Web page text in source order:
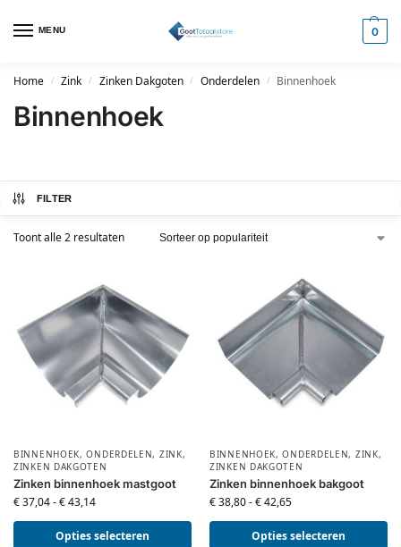
MENU 0
Home / Zink / Zinken Dakgoten / Onderdelen / Binnenhoek
Binnenhoek
FILTER
Toont alle 2 resultaten
BINNENHOEK,ONDERDELEN, ZINK,
ZINKEN DAKGOTEN
Zinken binnenhoek mastgoot
€37,04-€43,14
Opties selecteren
BINNENHOEK,ONDERDELEN, ZINK,
ZINKEN DAKGOTEN
Zinken binnenhoek bakgoot
€38,80-€42,65
Opties selecteren